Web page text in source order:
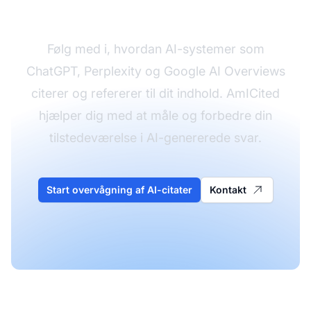
Følg med i, hvordan AI-systemer som
ChatGPT, Perplexity og Google AI Overviews
citerer og refererer til dit indhold. AmICited
hjælper dig med at måle og forbedre din
tilstedeværelse i AI-genererede svar.
Start overvågning af AI-citater Kontakt